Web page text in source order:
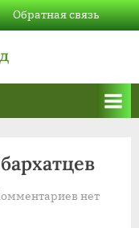
Обратная связь
кнет